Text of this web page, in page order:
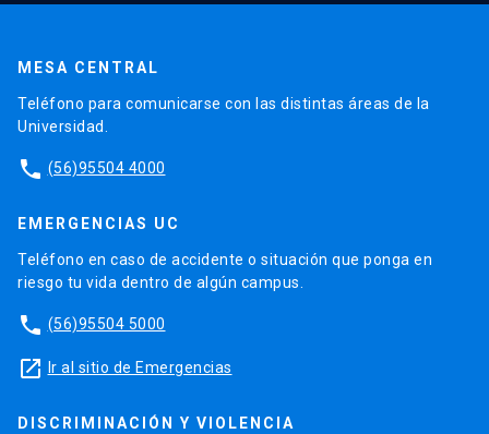
MESA CENTRAL
Teléfono para comunicarse con las distintas áreas de la
Universidad.
phone (56)95504 4000
EMERGENCIAS UC
Teléfono en caso de accidente o situación que ponga en
riesgo tu vida dentro de algún campus.
phone (56)95504 5000
launch Ir al sitio de Emergencias
DISCRIMINACIÓN Y VIOLENCIA